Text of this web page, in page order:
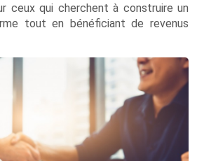
ceux qui cherchent à construire un
tout en bénéficiant de revenus